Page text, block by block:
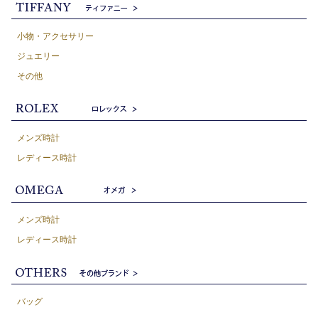
小物・アクセサリー
ジュエリー
その他
メンズ時計
レディース時計
メンズ時計
レディース時計
バッグ